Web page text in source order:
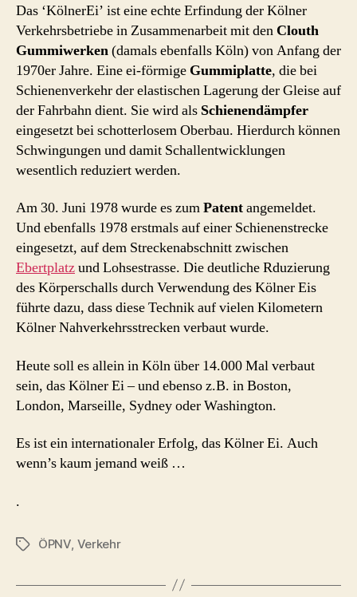
Das ‘KölnerEi’ ist eine echte Erfindung der Kölner
Verkehrsbetriebe in Zusammenarbeit mit den Clouth
Gummiwerken(damals ebenfalls Köln) von Anfang der
1970er Jahre. Eine ei-förmige Gummiplatte, die bei
Schienenverkehr der elastischen Lagerung der Gleise auf
der Fahrbahn dient. Sie wird als Schienendämpfer
eingesetzt bei schotterlosem Oberbau. Hierdurch können
Schwingungen und damit Schallentwicklungen
wesentlich reduziert werden.
Am 30. Juni 1978 wurde es zumPatentangemeldet.
Und ebenfalls 1978 erstmals auf einer Schienenstrecke
eingesetzt, auf dem Streckenabschnitt zwischen
Ebertplatzund Lohsestrasse. Die deutliche Rduzierung
des Körperschalls durch Verwendung des Kölner Eis
führte dazu, dass diese Technik auf vielen Kilometern
Kölner Nahverkehrsstrecken verbaut wurde.
Heute soll es allein in Köln über 14.000 Mal verbaut
sein, das Kölner Ei – und ebenso z.B. in Boston,
London, Marseille, Sydney oder Washington.
Es ist ein internationaler Erfolg, das Kölner Ei. Auch
wenn’s kaum jemand weiß …
.
Schlagwörter
ÖPNV Verkehr